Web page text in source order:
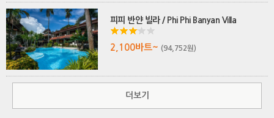
피피 반얀 빌라 / Phi Phi Banyan Villa
2,100바트~ (94,752원)
더보기